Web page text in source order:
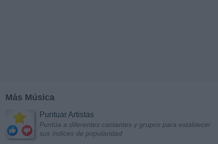
Más Música
Puntuar Artistas
Puntúa a diferentes cantantes y grupos para establecer
sus índices de popularidad